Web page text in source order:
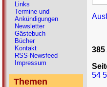
54
Links
Termine und
Ankündigungen
Newsletter
Gästebuch
Bücher
Kontakt
RSS-Newsfeed
Impressum
Themen